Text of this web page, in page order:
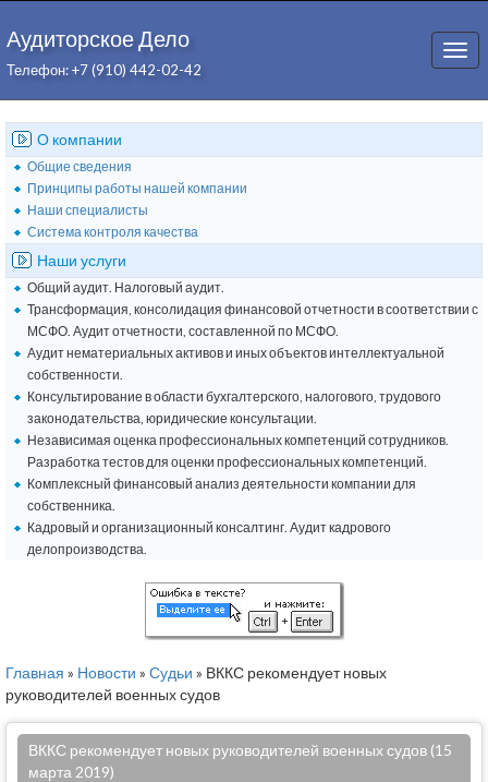
Аудиторское Дело
Телефон: +7 (910) 442-02-42
О компании
Общие сведения
Принципы работы нашей компании
Наши специалисты
Система контроля качества
Наши услуги
Общий аудит. Налоговый аудит.
Трансформация, консолидация финансовой отчетности в соответствии с
МСФО. Аудит отчетности, составленной по МСФО.
Аудит нематериальных активов и иных объектов интеллектуальной
собственности.
Консультирование в области бухгалтерского, налогового, трудового
законодательства, юридические консультации.
Независимая оценка профессиональных компетенций сотрудников.
Разработка тестов для оценки профессиональных компетенций.
Комплексный финансовый анализ деятельности компании для
собственника.
Кадровый и организационный консалтинг. Аудит кадрового
делопроизводства.
Главная » Новости » Судьи » ВККС рекомендует новых
руководителей военных судов
ВККС рекомендует новых руководителей военных судов (15
марта 2019)